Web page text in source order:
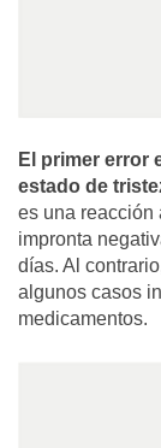
El primer error
estado de
es una reacción
impronta
días. Al
algunos casos
medicamentos.